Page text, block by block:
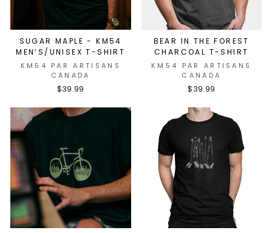
SUGAR MAPLE - KM54
MEN’S/UNISEX T-SHIRT
KM54 PAR ARTISANS
CANADA
$39.99
BEAR IN THE FOREST
CHARCOAL T-SHIRT
KM54 PAR ARTISANS
CANADA
$39.99